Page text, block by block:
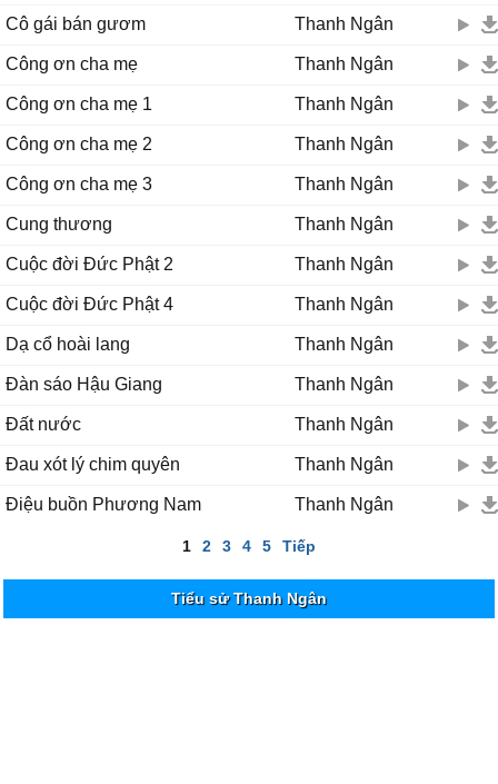
Cô gái bán gươm Thanh Ngân
Công ơn cha mẹ Thanh Ngân
Công ơn cha mẹ 1 Thanh Ngân
Công ơn cha mẹ 2 Thanh Ngân
Công ơn cha mẹ 3 Thanh Ngân
Cung thương Thanh Ngân
Cuộc đời Đức Phật 2 Thanh Ngân
Cuộc đời Đức Phật 4 Thanh Ngân
Dạ cổ hoài lang Thanh Ngân
Đàn sáo Hậu Giang Thanh Ngân
Đất nước Thanh Ngân
Đau xót lý chim quyên Thanh Ngân
Điệu buồn Phương Nam Thanh Ngân
1 2 3 4 5 Tiếp
Tiểu sử Thanh Ngân